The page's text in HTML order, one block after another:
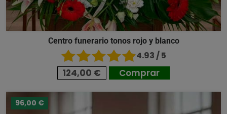
Centro funerario tonos rojo y blanco
4.93 / 5
124,00 € Comprar
96,00 €